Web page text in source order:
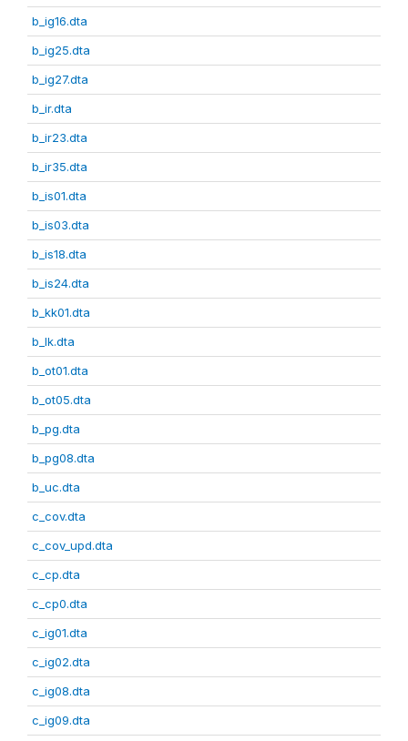
b_ig16.dta
b_ig25.dta
b_ig27.dta
b_ir.dta
b_ir23.dta
b_ir35.dta
b_is01.dta
b_is03.dta
b_is18.dta
b_is24.dta
b_kk01.dta
b_lk.dta
b_ot01.dta
b_ot05.dta
b_pg.dta
b_pg08.dta
b_uc.dta
c_cov.dta
c_cov_upd.dta
c_cp.dta
c_cp0.dta
c_ig01.dta
c_ig02.dta
c_ig08.dta
c_ig09.dta